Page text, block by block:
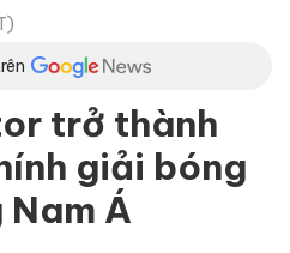
trở thành
giải bóng
Á